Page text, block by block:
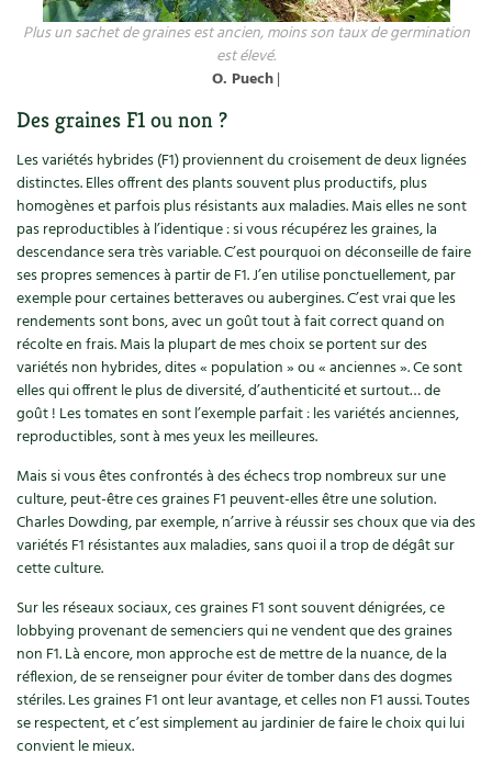
Plus un sachet de graines est ancien, moins son taux de germination
est élevé.
O. Puech|
Des graines F1 ou non ?
Les variétés hybrides (F1) proviennent du croisement de deux lignées
distinctes. Elles offrent des plants souvent plus productifs, plus
homogènes et parfois plus résistants aux maladies. Mais elles ne sont
pas reproductibles à l’identique : si vous récupérez les graines, la
descendance sera très variable. C’est pourquoi on déconseille de faire
ses propres semences à partir de F1. J’en utilise ponctuellement, par
exemple pour certaines betteraves ou aubergines. C’est vrai que les
rendements sont bons, avec un goût tout à fait correct quand on
récolte en frais. Mais la plupart de mes choix se portent sur des
variétés non hybrides, dites « population » ou « anciennes ». Ce sont
elles qui offrent le plus de diversité, d’authenticité et surtout… de
goût ! Les tomates en sont l’exemple parfait : les variétés anciennes,
reproductibles, sont à mes yeux les meilleures.
Mais si vous êtes confrontés à des échecs trop nombreux sur une
culture, peut-être ces graines F1 peuvent-elles être une solution.
Charles Dowding, par exemple, n’arrive à réussir ses choux que via des
variétés F1 résistantes aux maladies, sans quoi il a trop de dégât sur
cette culture.
Sur les réseaux sociaux, ces graines F1 sont souvent dénigrées, ce
lobbying provenant de semenciers qui ne vendent que des graines
non F1. Là encore, mon approche est de mettre de la nuance, de la
réflexion, de se renseigner pour éviter de tomber dans des dogmes
stériles. Les graines F1 ont leur avantage, et celles non F1 aussi. Toutes
se respectent, et c’est simplement au jardinier de faire le choix qui lui
convient le mieux.